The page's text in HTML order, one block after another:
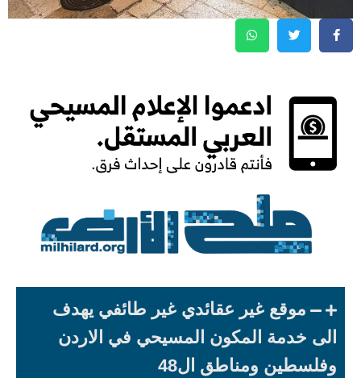
موقع غير عقائدي غير طائفي يهدف
الى خدمة المكون المسيحي في الاردن
وفلسطين ومناطق ال48